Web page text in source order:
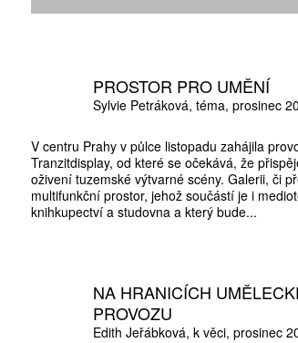
PROSTOR PRO UMĚNÍ
Sylvie Petráková téma prosinec
V centru Prahy v půlce listopadu zahájila
Tranzitdisplay, od které se očekává, že
oživení tuzemské výtvarné scény. Galerii, či
multifunkční prostor, jehož součástí je i
knihkupectví a studovna a který bude...
NA HRANICÍCH
PROVOZU
Edith Jeřábková k věci prosinec
ZÍSKEJTE
ROČNÍ
ZA 1100 KČ